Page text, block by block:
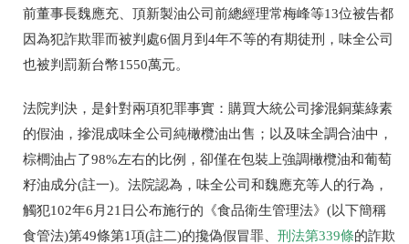
前董事長魏應充、頂新製油公司前總經理常梅峰等13位被告都
因為犯詐欺罪而被判處6個月到4年不等的有期徒刑，味全公司
也被判罰新台幣1550萬元。
法院判決，是針對兩項犯罪事實：購買大統公司摻混銅葉綠素
的假油，摻混成味全公司純橄欖油出售；以及味全調合油中，
棕櫚油占了98%左右的比例，卻僅在包裝上強調橄欖油和葡萄
籽油成分(註一)。法院認為，味全公司和魏應充等人的行為，
觸犯102年6月21日公布施行的《食品衛生管理法》(以下簡稱
食管法)第49條第1項(註二)的攙偽假冒罪、 刑法第339條的詐欺